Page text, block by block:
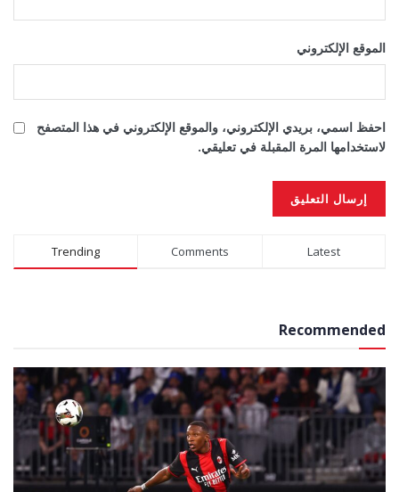
الموقع الإلكتروني
احفظ اسمي، بريدي الإلكتروني، والموقع الإلكتروني في هذا المتصفح
لاستخدامها المرة المقبلة في تعليقي.
Trending Comments Latest
Recommended